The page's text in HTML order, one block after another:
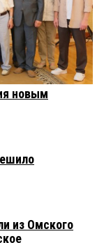
новым
из Омского